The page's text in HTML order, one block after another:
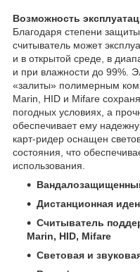
Возможность
Благодаря степени
считыватель может
и в открытой среде, в
и при влажности до 99%.
«залиты» полимерным
Marin, HID и Mifare
погодных условиях, а
обеспечивает ему
карт-ридер оснащен
состояния, что
использования.
Дистанционная
Считыватель
Marin, HID, Mifare
Световая и